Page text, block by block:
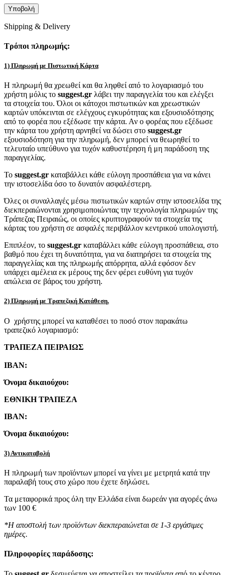
Shipping & Delivery
Τρόποι πληρωμής:
1) Πληρωμή με Πιστωτική Κάρτα
Η πληρωμή θα χρεωθεί και θα ληφθεί από το λογαριασμό του
χρήστη μόλις το suggest.gr λάβει την παραγγελία του και ελέγξει
τα στοιχεία του. Όλοι οι κάτοχοι πιστωτικών και χρεωστικών
καρτών υπόκεινται σε ελέγχους εγκυρότητας και εξουσιοδότησης
από το φορέα που εξέδωσε την κάρτα. Αν ο φορέας που εξέδωσε
την κάρτα του χρήστη αρνηθεί να δώσει στο suggest.gr
εξουσιοδότηση για την πληρωμή, δεν μπορεί να θεωρηθεί το
τελευταίο υπεύθυνο για τυχόν καθυστέρηση ή μη παράδοση της
παραγγελίας.
Το suggest.gr καταβάλλει κάθε εύλογη προσπάθεια για να κάνει
την ιστοσελίδα όσο το δυνατόν ασφαλέστερη.
Όλες οι συναλλαγές μέσω πιστωτικών καρτών στην ιστοσελίδα της
διεκπεραιώνονται χρησιμοποιώντας την τεχνολογία πληρωμών της
Τράπεζας Πειραιώς, οι οποίες κρυπτογραφούν τα στοιχεία της
κάρτας του χρήστη σε ασφαλές περιβάλλον κεντρικού υπολογιστή.
Επιπλέον, το suggest.gr καταβάλλει κάθε εύλογη προσπάθεια, στο
βαθμό που έχει τη δυνατότητα, για να διατηρήσει τα στοιχεία της
παραγγελίας και της πληρωμής απόρρητα, αλλά εφόσον δεν
υπάρχει αμέλεια εκ μέρους της δεν φέρει ευθύνη για τυχόν
απώλεια σε βάρος του χρήστη.
2) Πληρωμή με Τραπεζική Κατάθεση.
Ο χρήστης μπορεί να καταθέσει το ποσό στον παρακάτω
τραπεζικό λογαριασμό:
ΤΡΑΠΕΖΑ ΠΕΙΡΑΙΩΣ
IBAN:
Όνομα δικαιούχου:
ΕΘΝΙΚΗ ΤΡΑΠΕΖΑ
IBAN:
Όνομα δικαιούχου:
3) Αντικαταβολή
Η πληρωμή των προϊόντων μπορεί να γίνει με μετρητά κατά την
παραλαβή τους στο χώρο που έχετε δηλώσει.
Τα μεταφορικά προς όλη την Ελλάδα είναι δωρεάν για αγορές άνω
των 100 €
*Η αποστολή των προϊόντων διεκπεραιώνεται σε 1-3 εργάσιμες
ημέρες.
Πληροφορίες παράδοσης: